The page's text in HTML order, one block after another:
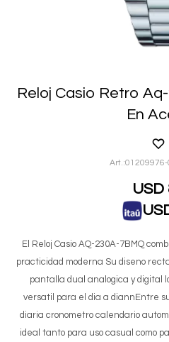
Reloj Casio Retro
En
USD
El Reloj Casio AQ-230A-7BMQ
practicidad moderna Su diseno
pantalla dual analogica y digital
versatil para el dia a diannEntre
diaria cronometro calendario
ideal tanto para uso casual como